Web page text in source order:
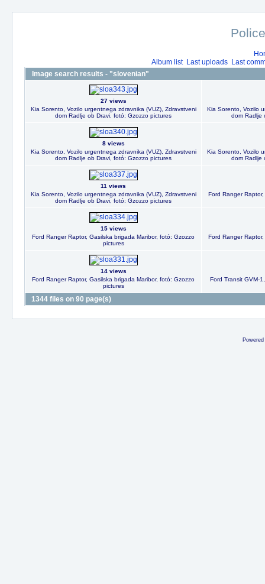
Album list Last uploads Last
Image search results - "slovenian"
27 views
Kia Sorento, Vozilo urgentnega zdravnika (VUZ), Zdravstveni
dom Radlje ob Dravi, fotó: Gzozzo pictures
Kia Sorento, Vozilo
dom Radlje
8 views
Kia Sorento, Vozilo urgentnega zdravnika (VUZ), Zdravstveni
dom Radlje ob Dravi, fotó: Gzozzo pictures
Kia Sorento, Vozilo
dom Radlje
11 views
Kia Sorento, Vozilo urgentnega zdravnika (VUZ), Zdravstveni
dom Radlje ob Dravi, fotó: Gzozzo pictures
Ford Ranger
15 views
Ford Ranger Raptor, Gasilska brigada Maribor, fotó: Gzozzo
pictures
Ford Ranger
14 views
Ford Ranger Raptor, Gasilska brigada Maribor, fotó: Gzozzo
pictures
Ford Transit GVM-
1344 files on 90 page(s)